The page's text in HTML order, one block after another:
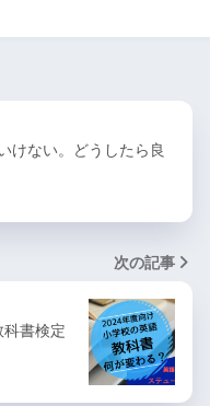
けない。どうしたら良
次の記事
書検定